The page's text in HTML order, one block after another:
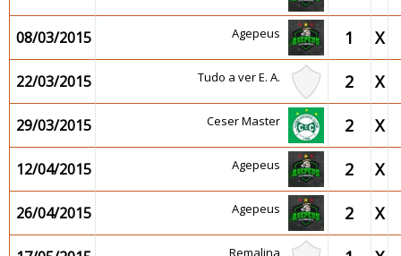
08/03/2015 Agepeus 1 X
22/03/2015 Tudo a ver E. A. 2 X
29/03/2015 Ceser Master 2 X
12/04/2015 Agepeus 2 X
26/04/2015 Agepeus 2 X
Remalina